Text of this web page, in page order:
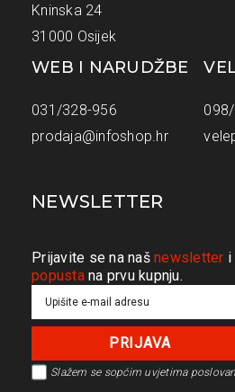
Kninska 24
31000 Osijek
WEB I NARUDŽBE
031/328-956
prodaja@infoshop.hr
NEWSLETTER
Prijavite se na naš newsletter i
popustana prvu kupnju.
Slažem se sopćim uvjetima